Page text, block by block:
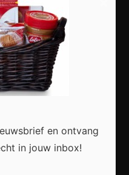
en ontvang
in jouw inbox!